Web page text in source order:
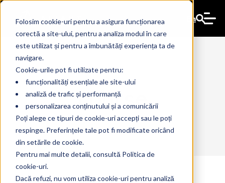
Folosim cookie-uri pentru a asigura funcționarea
corectă a site-ului, pentru a analiza modul în care
este utilizat și pentru a îmbunătăți experiența ta de
navigare.
Cookie-urile pot fi utilizate pentru:
funcționalități esențiale ale site-ului
analiză de trafic și performanță
personalizarea conținutului și a comunicării
Poți alege ce tipuri de cookie-uri accepți sau le poți
respinge. Preferințele tale pot fi modificate oricând
din setările de cookie.
Pentru mai multe detalii, consultă Politica de
cookie-uri.
Dacă refuzi, nu vom utiliza cookie-uri pentru analiză
En
course